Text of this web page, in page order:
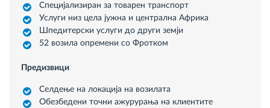
Специјализиран за товарен транспорт
Услуги низ цела јужна и централна Африка
Шпедитерски услуги до други земји
52 возила опремени со Фротком
Предизвици
Селдење на локација на возилата
Обезбедени точни ажурурања на клиентите